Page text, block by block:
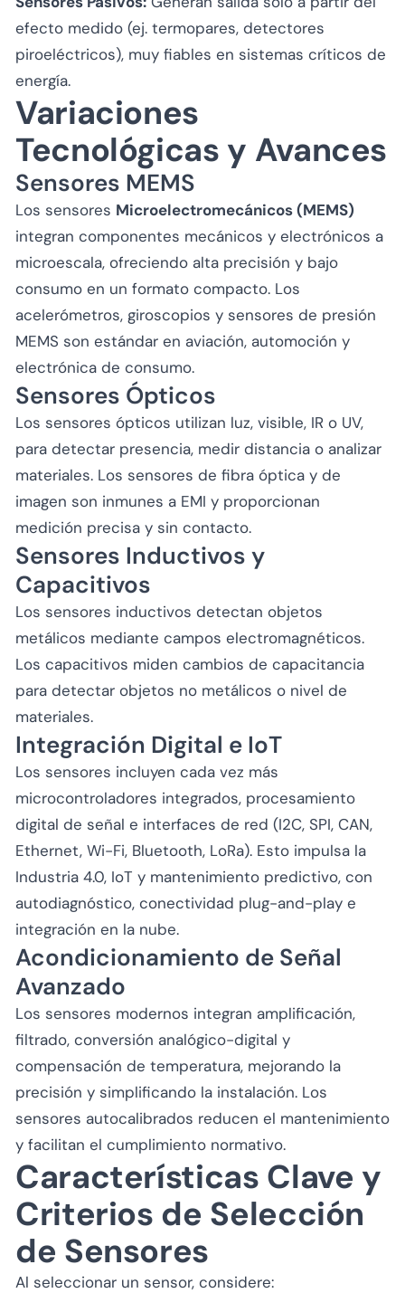
efecto medido (ej. termopares, detectores
piroeléctricos), muy fiables en sistemas críticos de
energía.
Variaciones
Tecnológicas y Avances
Sensores MEMS
Los sensores Microelectromecánicos (MEMS)
integran componentes mecánicos y electrónicos a
microescala, ofreciendo alta precisión y bajo
consumo en un formato compacto. Los
acelerómetros, giroscopios y sensores de presión
MEMS son estándar en aviación, automoción y
electrónica de consumo.
Sensores Ópticos
Los sensores ópticos utilizan luz, visible, IR o UV,
para detectar presencia, medir distancia o analizar
materiales. Los sensores de fibra óptica y de
imagen son inmunes a EMI y proporcionan
medición precisa y sin contacto.
Sensores Inductivos y
Capacitivos
Los sensores inductivos detectan objetos
metálicos mediante campos electromagnéticos.
Los capacitivos miden cambios de capacitancia
para detectar objetos no metálicos o nivel de
materiales.
Integración Digital e IoT
Los sensores incluyen cada vez más
microcontroladores integrados, procesamiento
digital de señal e interfaces de red (I2C, SPI, CAN,
Ethernet, Wi-Fi, Bluetooth, LoRa). Esto impulsa la
Industria 4.0, IoT y mantenimiento predictivo, con
autodiagnóstico, conectividad plug-and-play e
integración en la nube.
Acondicionamiento de Señal
Avanzado
Los sensores modernos integran amplificación,
filtrado, conversión analógico-digital y
compensación de temperatura, mejorando la
precisión y simplificando la instalación. Los
sensores autocalibrados reducen el mantenimiento
y facilitan el cumplimiento normativo.
Características Clave y
Criterios de Selección
de Sensores
Al seleccionar un sensor, considere: